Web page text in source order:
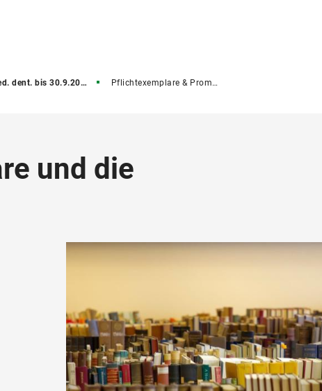
dent. bis 30.9.2018 (alte PO) Pflichtexemplare & Promotionsurkunde Dr. med. dent. (alte PO)
und die